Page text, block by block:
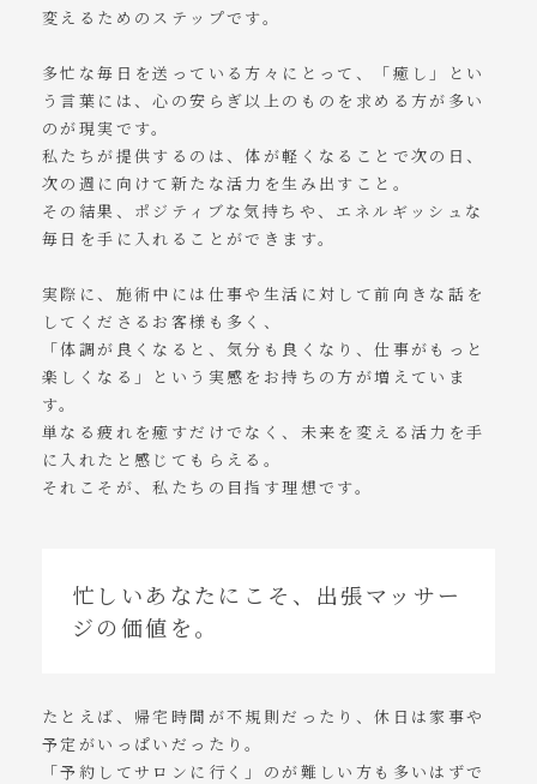
変えるためのステップです。
多忙な毎日を送っている方々にとって、「癒し」とい
う言葉には、心の安らぎ以上のものを求める方が多い
のが現実です。
私たちが提供するのは、体が軽くなることで次の日、
次の週に向けて新たな活力を生み出すこと。
その結果、ポジティブな気持ちや、エネルギッシュな
毎日を手に入れることができます。
実際に、施術中には仕事や生活に対して前向きな話を
してくださるお客様も多く、
「体調が良くなると、気分も良くなり、仕事がもっと
楽しくなる」という実感をお持ちの方が増えていま
す。
単なる疲れを癒すだけでなく、未来を変える活力を手
に入れたと感じてもらえる。
それこそが、私たちの目指す理想です。
忙しいあなたにこそ、出張マッサー
ジの価値を。
たとえば、帰宅時間が不規則だったり、休日は家事や
予定がいっぱいだったり。
「予約してサロンに行く」のが難しい方も多いはずで